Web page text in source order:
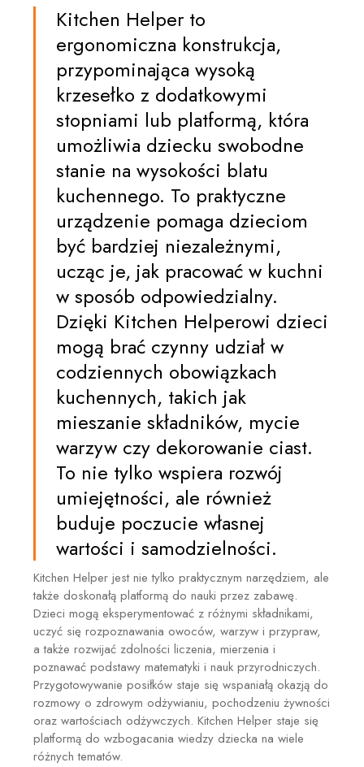
Kitchen Helper to
ergonomiczna konstrukcja,
przypominająca wysoką
krzesełko z dodatkowymi
stopniami lub platformą, która
umożliwia dziecku swobodne
stanie na wysokości blatu
kuchennego. To praktyczne
urządzenie pomaga dzieciom
być bardziej niezależnymi,
ucząc je, jak pracować w kuchni
w sposób odpowiedzialny.
Dzięki Kitchen Helperowi dzieci
mogą brać czynny udział w
codziennych obowiązkach
kuchennych, takich jak
mieszanie składników, mycie
warzyw czy dekorowanie ciast.
To nie tylko wspiera rozwój
umiejętności, ale również
buduje poczucie własnej
wartości i samodzielności.
Kitchen Helper jest nie tylko praktycznym narzędziem, ale
także doskonałą platformą do nauki przez zabawę.
Dzieci mogą eksperymentować z różnymi składnikami,
uczyć się rozpoznawania owoców, warzyw i przypraw,
a także rozwijać zdolności liczenia, mierzenia i
poznawać podstawy matematyki i nauk przyrodniczych.
Przygotowywanie posiłków staje się wspaniałą okazją do
rozmowy o zdrowym odżywianiu, pochodzeniu żywności
oraz wartościach odżywczych. Kitchen Helper staje się
platformą do wzbogacania wiedzy dziecka na wiele
różnych tematów.